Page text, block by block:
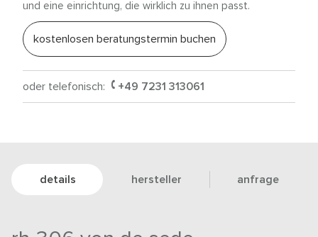
und eine einrichtung, die wirklich zu ihnen passt.
kostenlosen beratungstermin buchen
oder telefonisch: +49 7231 313061
details hersteller anfrage